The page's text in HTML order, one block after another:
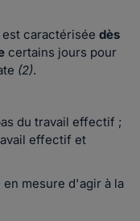
est caractérisée dès
certains jours pour
(2).
du travail effectif ;
effectif et
mesure d'agir à la